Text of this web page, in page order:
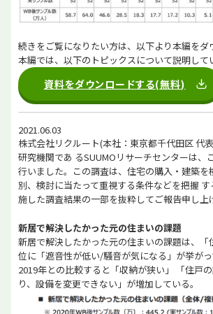
続きをご覧になりたい方は、以下より本編をダ
本編では、以下のトピックスについて説明して
資料をダウンロードする(無料)
2021.06.03
株式会社リクルート(本社：東京都千代田区 代
研究機関であ るSUUMOリサーチセンターは
行いました。この調査は、住宅の購入・建築
別、検討に当たって重視する条件などを把握
施した調査結果の一部を抜粋してご報告申し上
新居で解決したかった元の住まいの課題
新居で解決したかった元の住まいの課題は、
位に「遮音性が低い/騒音が気になる」が挙がっ
2019年との比較すると「収納が狭い」 「住戸
り、設備を変更できない」が増加している。